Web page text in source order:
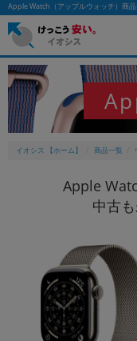
Apple Watch（アップルウォッチ）商
イオシス 【ホーム】 商品一覧
Apple
中古
かんたんパ
フリーワード
Let's note
カテゴリー
商品ジャンルの絞り込み
「スマートフォン」「タブレット」
シリーズ